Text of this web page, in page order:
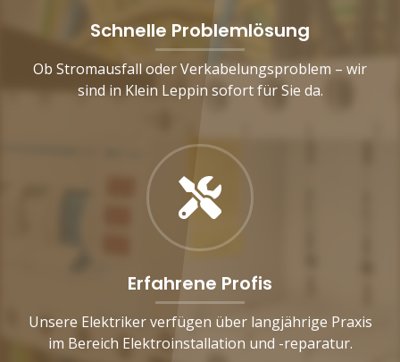
Schnelle Problemlösung
Ob Stromausfall oder Verkabelungsproblem – wir
sind in Klein Leppin sofort für Sie da.
Erfahrene Profis
Unsere Elektriker verfügen über langjährige Praxis
im Bereich Elektroinstallation und -reparatur.